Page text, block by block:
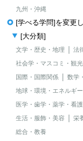
九州・沖縄
[学べる学問]を変更
[大分類]
文学・歴史・地理 法
社会学・マスコミ・観光
国際・国際関係
数学
地球・環境・エネルギー
医学・歯学・薬学・看
生活・服飾・美容
栄
総合・教養